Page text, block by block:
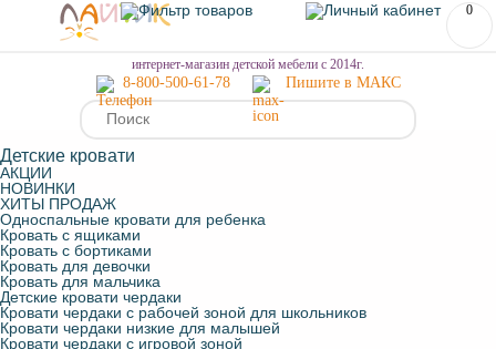
МЕНЮ
0
интернет-магазин детской мебели с 2014г.
8-800-500-61-78 Пишите в МАКС
Детские кровати
АКЦИИ
НОВИНКИ
ХИТЫ ПРОДАЖ
Односпальные кровати для ребенка
Кровать с ящиками
Кровать с бортиками
Кровать для девочки
Кровать для мальчика
Детские кровати чердаки
Кровати чердаки с рабочей зоной для школьников
Кровати чердаки низкие для малышей
Кровати чердаки с игровой зоной